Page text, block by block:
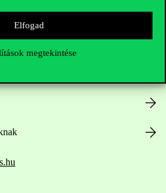
Elfogad
megtekintése